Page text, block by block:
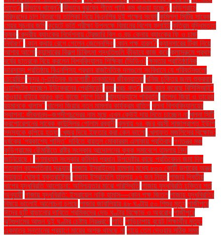
তাতে? কীভাবে খাবেন? কীভাবে বুঝবেন শীতে পানি কম খাওয়া হচ্ছে? কুড়িগ্রামে
দরিদ্রদের চাল বিতরণের তালিকা নিয়ে বিএনপির দুই পক্ষের সংঘর্ষ কুমিল্লা সিটির সাবেক
মেয়র সূচনার জমি কুয়েটে ভর্তি পরীক্ষা উপলক্ষে বিমানের বিশেষ ফ্লাইট কৃত্রিম বুদ্ধিমত্তা
কৃষক কেন্দ্রীয় ব্যাংকের নির্দেশনায় ট্রেজারি বিল ও বন্ড কেনায় ব্যাংকের ফি ও চার্জ
নির্ধারণ" কোন কথায় রেগে গেলেন জেলেনস্কি কোন পক্ষ হারল? ক্যানসারের টিকা নিয়ে
আশার আলো ক্যান্সারের বিকল্প চিকিৎসা পদ্ধতিগুলি কীভাবে কাজ করে ক্লাসরুমে প্রথম
বর্ষের ছাত্রকে বিয়ে করলেন বিশ্ববিদ্যালয় শিক্ষিকা (ভিডিও) ক্ষমতার প্রাতিষ্ঠানিক
ভারসাম্য প্রতিষ্ঠায় বিএনপিসহ প্রধান রাজনৈতিক দলগুলো সংবিধানে যে পরিবর্তনগুলো
চেয়েছিল ক্ষুদ্র নৃ-তাত্বিক জনগোষ্ঠী চাকমাদের জীবনযাত্রা খনিজ চুক্তির জন্য শুক্রবার
ওয়াশিংটন যাচ্ছেন ইউক্রেনের প্রেসিডেন্ট খবর খরচ কত? খরচ বহন করেছে বিসিসিআই"
খাওয়ার বাইরে আরও কত কাজে লাগে ডিম! খাদ্যাভ্যাসে পরিবর্তন খালেদা জিয়া ও তারেক
রহমানকে খালাস'' খালেদা জিয়ার নতুন মামলার কার্যক্রম বাতিল খুলনা বিশ্ববিদ্যালয়ের
স্থাপনা: জীবনানন্দ–জগদীশচন্দ্রের নাম মুছে এখন কেউই দায় নিতে চাচ্ছেন না খুলনা সিটি
করপোরেশনের সাবেক কাউন্সিলর গোলাম রব্বানী খুলনায় ৭৪ বছর বয়সী সাজাপ্রাপ্ত ইউপি
সদস্যকে কুপিয়ে হত্যা খেজুর দিয়ে ইফতার করা কেন ভালো খেলাফত মজলিসের বিক্ষোভ:
ধর্ষকের ‘প্রকাশ্যে শাস্তি’ দাবিতে বায়তুল মোকাররম এলাকায় প্রতিবাদ গণতন্ত্র মঞ্চ
কুড়িগ্রামের রৌমারীতে রাষ্ট্র সংস্কার আন্দোলনের কৃষক সমাবেশে হামলার নিন্দা
জানিয়েছে। গণমাধ্যম সংস্কার কমিশন প্রধান উপদেষ্টার কাছে প্রতিবেদন জমা দিল
গতকাল বৃহস্পতিবার সন্ধ্যায় গাজায় ইসরাইলের হামলার মধ্যে ৮০০ কোটি ডলারের অস্ত্র
সহায়তা ঘোষণা যুক্তরাষ্ট্রের গাজায় ইসরায়েলি হামলায় ১৭ জন নিহত গাজায় দ্বিতীয়
ধাপের যুদ্ধবিরতি আলোচনা: অনিশ্চয়তার মাঝে পরিস্থিতি গাজায় যুদ্ধবিরতি চুক্তির শর্ত
অনুযায়ী গাজায় যুদ্ধবিরতি: ইসরায়েল নাকি হামাস—কোন পক্ষ জিতল গাজায় যুদ্ধবিরতির
বিষয়ে ভালোই আলোচনা চলছে গাজার জাবালিয়ায় ৪৮ ঘণ্টায় ৫০ শিশুর মৃত্যু গাজীপুরে
ঈদের ছুটি বাড়ানোর দাবিতে শ্রমিকদের দেড় ঘণ্টার বিক্ষোভ ও অবরোধ গাজীপুরে
ঝুটগুদামের আগুন দুই ঘণ্টার চেষ্টায় নিয়ন্ত্রণে গাড়ি গাড়িচাপায় বুয়েট শিক্ষার্থীর মৃত্যু:
একমাত্র সন্তানের প্রয়াণে মায়ের অশ্রু থামছে না গায়ে তেল দেওয়ার সঠিক সময়